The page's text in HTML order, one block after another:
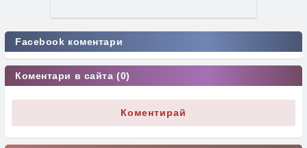
Facebook коментари
Коментари в сайта (0)
Коментирай